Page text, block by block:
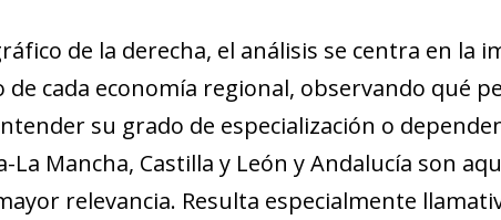
de la derecha, el análisis se centra en
de cada economía regional, observando qué
su grado de especialización o
La Mancha, Castilla y León y Andalucía son
relevancia. Resulta especialmente